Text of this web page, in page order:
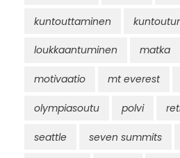
kuntouttaminen
loukkaantuminen matka
motivaatio mt everest
olympiasoutu polvi
seattle seven summits